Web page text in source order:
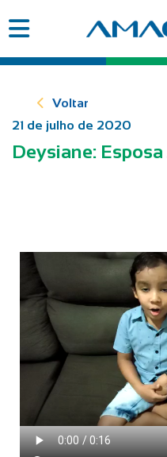
Voltar
21 de julho de 2020
Deysiane: